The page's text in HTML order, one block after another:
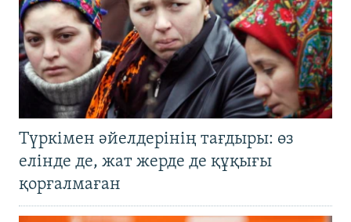
Түркімен әйелдерінің тағдыры: өз
елінде де, жат жерде де құқығы
қорғалмаған